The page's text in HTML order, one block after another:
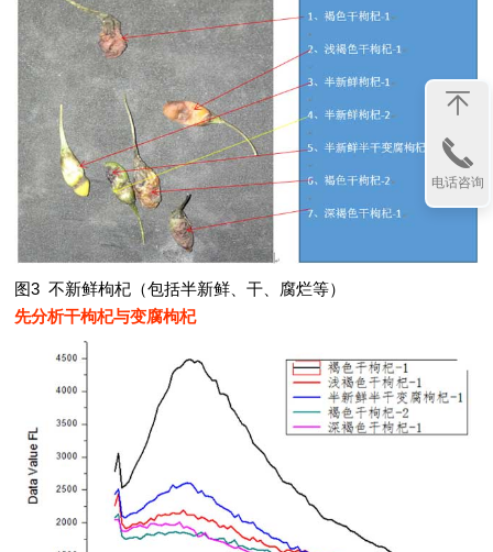
图3 不新鲜枸杞（包括半新鲜、干、腐烂等）
先分析干枸杞与变腐枸杞
电话咨询